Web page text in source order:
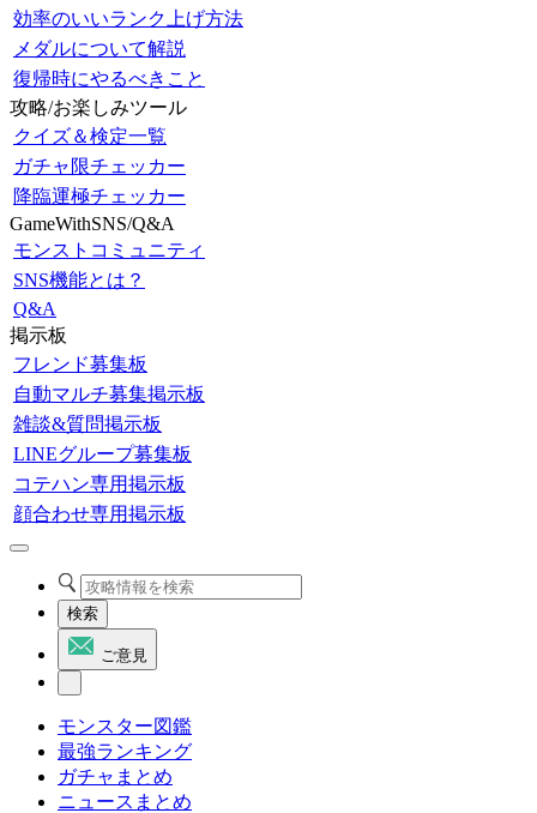
効率のいいランク上げ方法
メダルについて解説
復帰時にやるべきこと
攻略/お楽しみツール
クイズ＆検定一覧
ガチャ限チェッカー
降臨運極チェッカー
GameWithSNS/Q&A
モンストコミュニティ
SNS機能とは？
Q&A
掲示板
フレンド募集板
自動マルチ募集掲示板
雑談&質問掲示板
LINEグループ募集板
コテハン専用掲示板
顔合わせ専用掲示板
検索
ご意見
モンスター図鑑
最強ランキング
ガチャまとめ
ニュースまとめ